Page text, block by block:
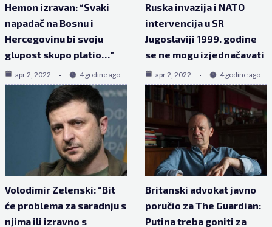
Hemon izravan: “Svaki
napadač na Bosnu i
Hercegovinu bi svoju
glupost skupo platio…”
apr 2, 2022 4 godine ago
Ruska invazija i NATO
intervencija u SR
Jugoslaviji 1999. godine
se ne mogu izjednačavati
apr 2, 2022 4 godine ago
Volodimir Zelenski: “Bit
će problema za saradnju s
njima ili izravno s
Britanski advokat javno
poručio za The Guardian:
Putina treba goniti za